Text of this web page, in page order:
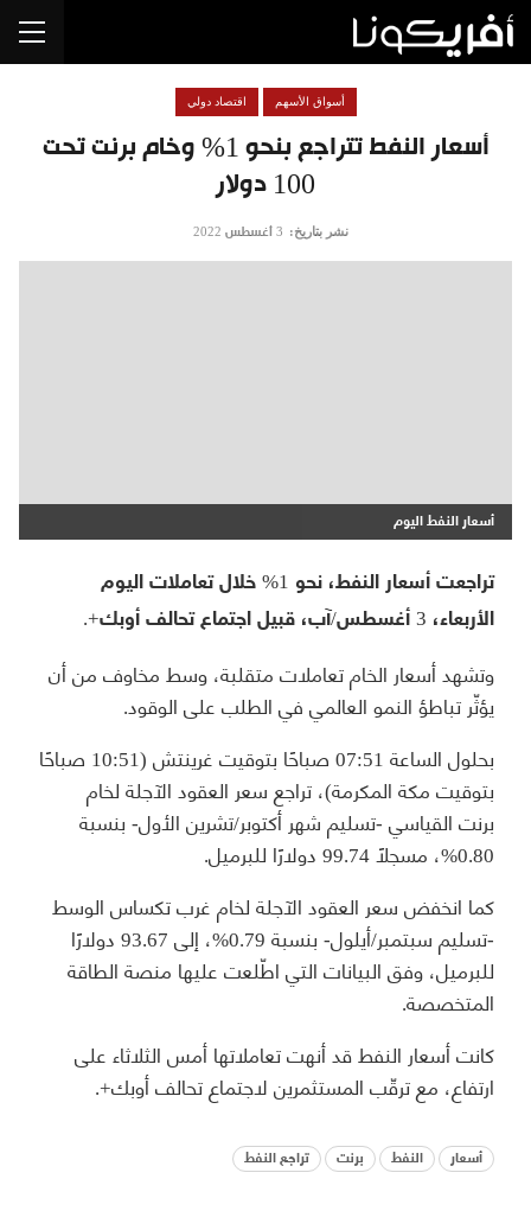
أسعار النفط تتراجع بنحو 1% وخام برنت تحت
100 دولار
أسواق الأسهم اقتصاد دولي
نشر بتاريخ: 3 أغسطس 2022
أسعار النفط اليوم
تراجعت أسعار النفط، نحو 1% خلال تعاملات اليوم
الأربعاء، 3 أغسطس/آب، قبيل اجتماع تحالف أوبك+.
وتشهد أسعار الخام تعاملات متقلبة، وسط مخاوف من أن
يؤثّر تباطؤ النمو العالمي في الطلب على الوقود.
بحلول الساعة 07:51 صباحًا بتوقيت غرينتش (10:51 صباحًا
بتوقيت مكة المكرمة)، تراجع سعر العقود الآجلة لخام
برنت القياسي -تسليم شهر أكتوبر/تشرين الأول- بنسبة
0.80%، مسجلًا 99.74 دولارًا للبرميل.
كما انخفض سعر العقود الآجلة لخام غرب تكساس الوسط
-تسليم سبتمبر/أيلول- بنسبة 0.79%، إلى 93.67 دولارًا
للبرميل، وفق البيانات التي اطّلعت عليها منصة الطاقة
المتخصصة.
كانت أسعار النفط قد أنهت تعاملاتها أمس الثلاثاء على
ارتفاع، مع ترقّب المستثمرين لاجتماع تحالف أوبك+.
أسعار النفط برنت تراجع النفط